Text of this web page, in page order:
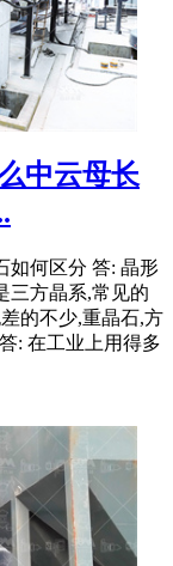
中云母长
如何区分 答: 晶形
三方晶系,常见的
的不少,重晶石,方
: 在工业上用得多